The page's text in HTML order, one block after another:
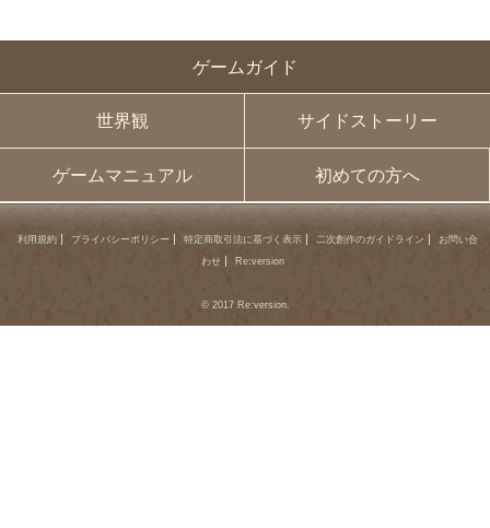
ゲームガイド
世界観 サイドストーリー
ゲームマニュアル 初めての方へ
利用規約 プライバシーポリシー 特定商取引法に基づく表示 二次創作のガイドライン
お問い合
わせ
Re:version
© 2017 Re:version.